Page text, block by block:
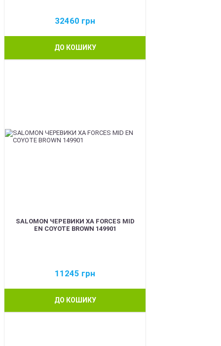
32460 грн
ДО КОШИКУ
SALOMON ЧЕРЕВИКИ XA FORCES MID
EN COYOTE BROWN 149901
11245 грн
ДО КОШИКУ